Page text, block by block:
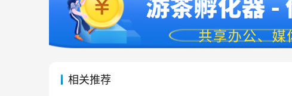
相关推荐